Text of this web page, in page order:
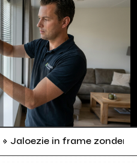
» Jaloezie in frame zonder